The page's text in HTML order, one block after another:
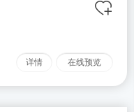
详情 在线预览